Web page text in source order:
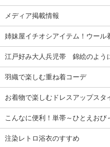
メディア掲載情報
姉妹屋イチオシアイテム！ウール
江戸好み大人兵児帯 錦絵のよう
羽織で楽しむ重ね着コーデ
お着物で楽しむドレスアップスタ
こんなに便利！単帯～ひとえおび
注染レトロ浴衣のすすめ